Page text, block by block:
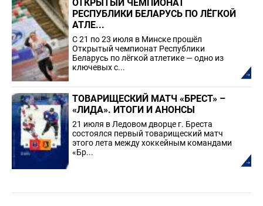
ОТКРЫТЫЙ ЧЕМПИОНАТ
РЕСПУБЛИКИ БЕЛАРУСЬ ПО ЛЁГКОЙ
АТЛЕ...
С 21 по 23 июля в Минске прошёл
Открытый чемпионат Республики
Беларусь по лёгкой атлетике — одно из
ключевых с...
ТОВАРИЩЕСКИЙ МАТЧ «БРЕСТ» –
«ЛИДА». ИТОГИ И АНОНСЫ
21 июля в Ледовом дворце г. Бреста
состоялся первый товарищеский матч
этого лета между хоккейным командами
«Бр...